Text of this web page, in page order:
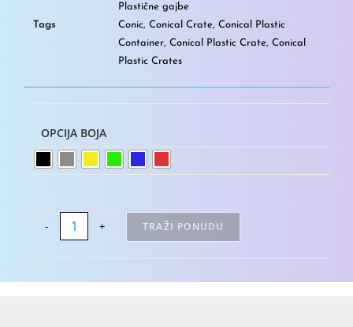
Plastične gajbe
Tags
Conic, Conical Crate, Conical Plastic
Container, Conical Plastic Crate, Conical
Plastic Crates
OPCIJA BOJA
- + TRAŽI PONUDU